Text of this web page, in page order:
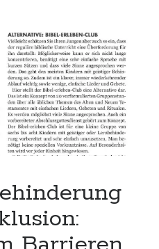
Herausforderungen
für
alle
Studierenden